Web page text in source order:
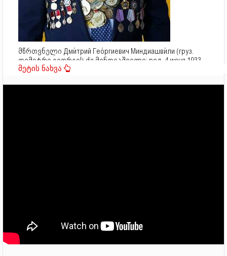
მწრთვნელი Дми́трий Гео́ргиевич Миндиашви́ли (груз.
დიმიტრი გიორგის ძე მინდიაშვილი; род. 4 июня 1933,
Тбилиси, СССР) — советский и российский спортсмен,
губернатора Красноярского края по физической культуре и